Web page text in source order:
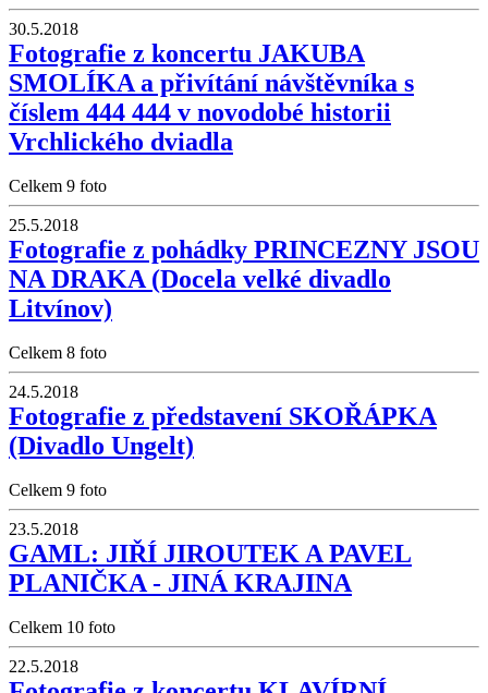
30.5.2018
Fotografie z koncertu JAKUBA
SMOLÍKA a přivítání návštěvníka s
číslem 444 444 v novodobé historii
Vrchlického dviadla
Celkem 9 foto
25.5.2018
Fotografie z pohádky PRINCEZNY JSOU
NA DRAKA (Docela velké divadlo
Litvínov)
Celkem 8 foto
24.5.2018
Fotografie z představení SKOŘÁPKA
(Divadlo Ungelt)
Celkem 9 foto
23.5.2018
GAML: JIŘÍ JIROUTEK A PAVEL
PLANIČKA - JINÁ KRAJINA
Celkem 10 foto
22.5.2018